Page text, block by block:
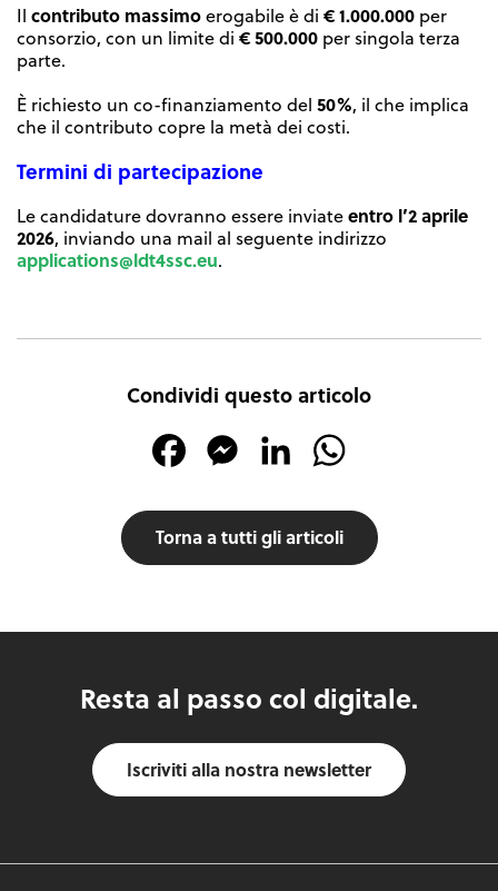
Il contributo massimoerogabile è di € 1.000.000 per
consorzio, con un limite di €500.000 per singola terza
parte.
È richiesto un co-finanziamento del 50%, il che implica
che il contributo copre la metà dei costi.
Termini di partecipazione
Le candidature dovranno essere inviateentro l’2 aprile
2026, inviando una mail al seguente indirizzo
applications@ldt4ssc.eu.
Condividi questo articolo
FacebookMessengerLinkedIn
Torna a tutti gli articoli
Resta al passo col digitale.
Iscriviti alla nostra newsletter